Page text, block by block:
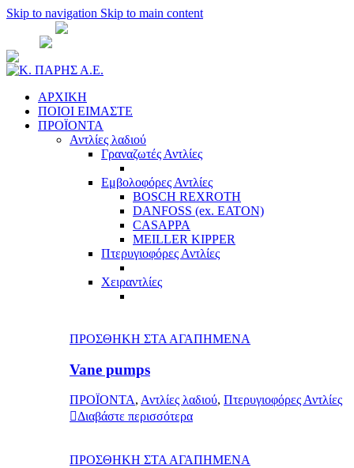
Skip to navigation Skip to main content
ΑΡΧΙΚΗ
ΠΟΙΟΙ ΕΙΜΑΣΤΕ
ΠΡΟΪΟΝΤΑ
Αντλίες λαδιού
Γραναζωτές Αντλίες
Εμβολοφόρες Αντλίες
BOSCH REXROTH
DANFOSS (ex. EATON)
CASAPPA
MEILLER KIPPER
Πτερυγιοφόρες Αντλίες
Χειραντλίες
ΠΡΟΣΘΗΚΗ ΣΤΑ ΑΓΑΠΗΜΕΝΑ
Vane pumps
ΠΡΟΪΟΝΤΑ, Αντλίες λαδιού, Πτερυγιοφόρες Αντλίες
Διαβάστε περισσότερα
ΠΡΟΣΘΗΚΗ ΣΤΑ ΑΓΑΠΗΜΕΝΑ